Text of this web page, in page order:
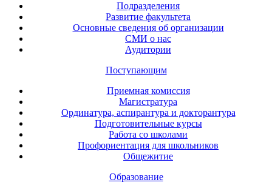
Подразделения
Развитие факультета
Основные сведения об организации
СМИ о нас
Аудитории
Поступающим
Приемная комиссия
Магистратура
Ординатура, аспирантура и докторантура
Подготовительные курсы
Работа со школами
Профориентация для школьников
Общежитие
Образование